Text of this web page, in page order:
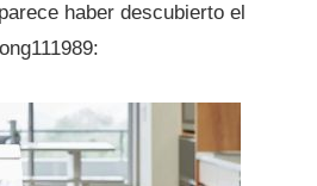
haber descubierto el